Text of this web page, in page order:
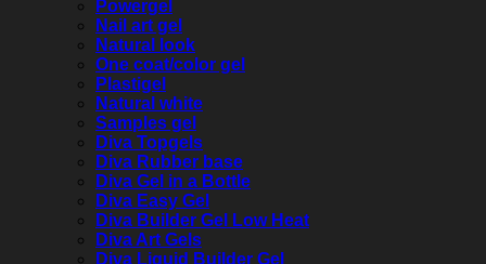
Powergel
Nail art gel
Natural look
One coat/color gel
Plastigel
Natural white
Samples gel
Diva Topgels
Diva Rubber base
Diva Gel in a Bottle
Diva Easy Gel
Diva Builder Gel Low Heat
Diva Art Gels
Diva Liquid Builder Gel